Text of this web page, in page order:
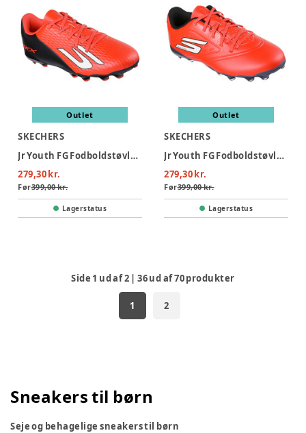
Outlet
SKECHERS
Jr Youth FG Fodboldstøvler - RDBK
279,30 kr.
Før399,00 kr.
Lagerstatus
Outlet
SKECHERS
Jr Youth FG Fodboldstøvler - Red
279,30 kr.
Før399,00 kr.
Lagerstatus
Side 1 ud af2 |36ud af70produkter
1 2
Sneakers til børn
Seje og behagelige sneakers til børn